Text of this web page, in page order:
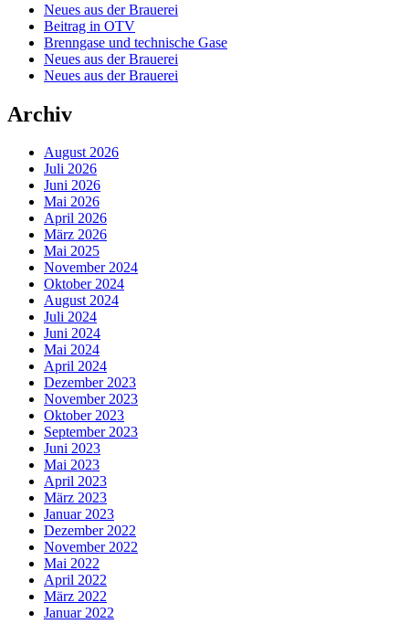
Neues aus der Brauerei
Beitrag in OTV
Brenngase und technische Gase
Neues aus der Brauerei
Neues aus der Brauerei
Archiv
August 2026
Juli 2026
Juni 2026
Mai 2026
April 2026
März 2026
Mai 2025
November 2024
Oktober 2024
August 2024
Juli 2024
Juni 2024
Mai 2024
April 2024
Dezember 2023
November 2023
Oktober 2023
September 2023
Juni 2023
Mai 2023
April 2023
März 2023
Januar 2023
Dezember 2022
November 2022
Mai 2022
April 2022
März 2022
Januar 2022